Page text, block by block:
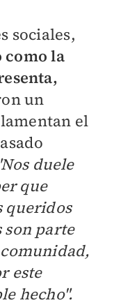
sociales,
como la
un
el
Nos duele
que
queridos
son parte
este
hecho".